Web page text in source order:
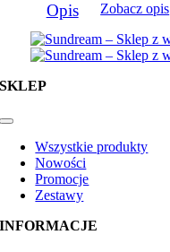
Opis Zobacz opis
SKLEP
Toggle
NavigationWszystkie produkty
Nowości
Promocje
Zestawy
INFORMACJE